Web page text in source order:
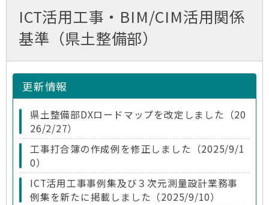
ICT活用工事・BIM/CIM活用関係
基準（県土整備部）
更新情報
県土整備部DXロードマップを改定しました（20
26/2/27）
工事打合簿の作成例を修正しました（2025/9/1
0）
ICT活用工事事例集及び３次元測量設計業務事
例集を新たに掲載しました（2025/9/10）